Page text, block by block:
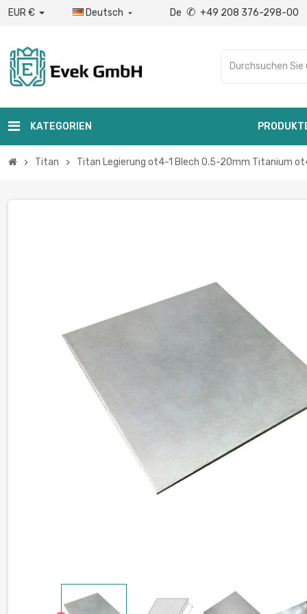
EUR € Deutsch  De ✆ +49 208 376-298-00
KATEGORIEN
chevron_right Titan chevron_right Titan Legierung ot4-1 Blech 0.5-20mm Titanium